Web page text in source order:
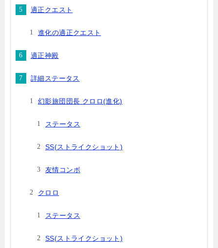
適正クエスト
進化の適正クエスト
適正神殿
詳細ステータス
幻影旅団団長 クロロ(進化)
ステータス
SS(ストライクショット)
友情コンボ
クロロ
ステータス
SS(ストライクショット)